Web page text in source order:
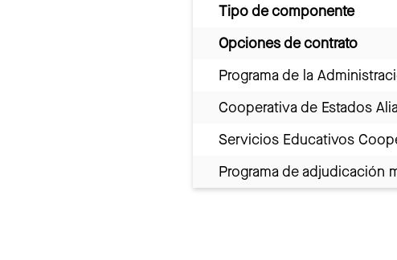
Tipo de componente
Opciones de contrato
Programa de la
Cooperativa de Estados
Servicios Educativos
Programa de adjudicación